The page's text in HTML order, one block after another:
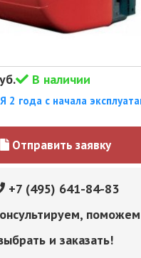
В наличии
2 года с начала
Отправить заявку
+7 (495) 641-84-83
поможем
и заказать!